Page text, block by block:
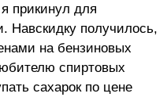
прикинул для
Навскидку получилось,
на бензиновых
спиртовых
сахарок по цене